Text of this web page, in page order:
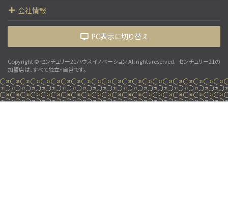
会社情報
PC表示に切り替え
Copyright © センチュリー21ハウスイノベーション All rights reserved. センチュリー21の
加盟店は、すべて独立・自営です。